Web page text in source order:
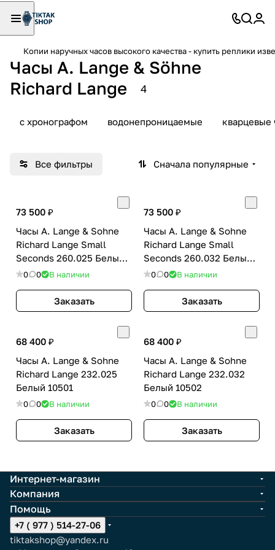
Копии наручных часов высокого качества - купить реплики
Часы A. Lange & Söhne
Richard Lange
4
с хронографом водонепроницаемые кварцевые
Все фильтры Сначала популярные
73 500 ₽
Часы A. Lange & Sohne
Richard Lange Small
Seconds 260.025 Белый
10401
0 0 В наличии
Заказать
73 500 ₽
Часы A. Lange & Sohne
Richard Lange Small
Seconds 260.032 Белый
10402
0 0 В наличии
Заказать
68 400 ₽
Часы A. Lange & Sohne
Richard Lange 232.025
Белый 10501
0 0 В наличии
Заказать
68 400 ₽
Часы A. Lange & Sohne
Richard Lange 232.032
Белый 10502
0 0 В наличии
Заказать
Интернет-магазин
Компания
Помощь
+7 ( 977 ) 514-27-06
tiktakshop@yandex.ru